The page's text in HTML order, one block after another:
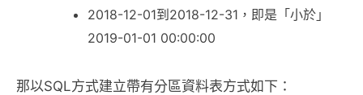
2018-12-01到2018-12-31，即是「小於」
2019-01-01 00:00:00
那以SQL方式建立帶有分區資料表方式如下：